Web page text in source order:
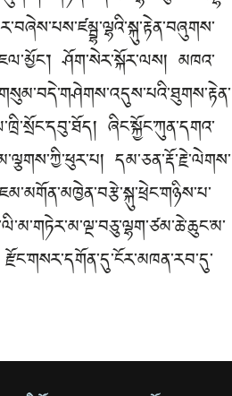
ཤོག་སེར་སྐོར་ལས། མཁའ་
ཞིང་སྐྱོང་ཀུན་དགའ་
དམ་ཅན་རྡོ་རྗེ་ལེགས་